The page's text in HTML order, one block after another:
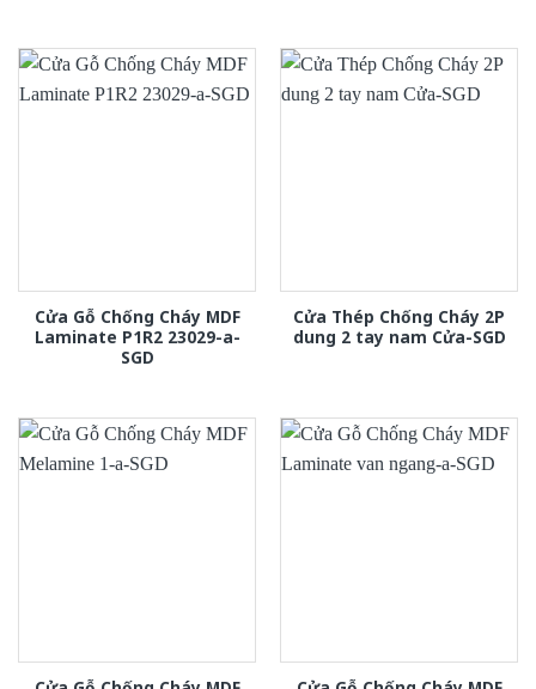
Cửa Gỗ Chống Cháy MDF
Laminate P1R2 23029-a-
SGD
Cửa Thép Chống Cháy 2P
dung 2 tay nam Cửa-SGD